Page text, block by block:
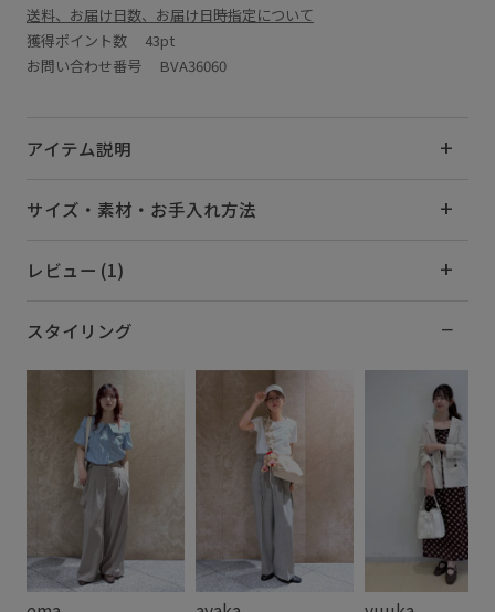
送料、お届け日数、お届け日時指定について
獲得ポイント数 43pt
お問い合わせ番号 BVA36060
アイテム説明
サイズ・素材・お手入れ方法
レビュー (1)
スタイリング